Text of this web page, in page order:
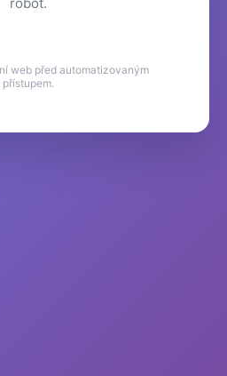
web před automatizovaným
přístupem.